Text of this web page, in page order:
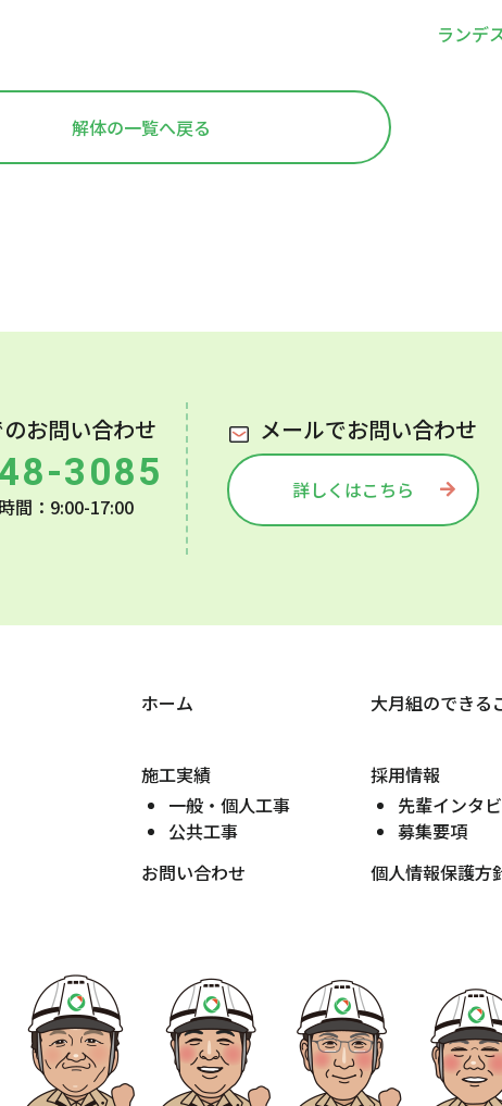
ランデ
解体の一覧へ戻る
お問い合わせ
3085
間：9:00-17:00
メールでお問い合わせ
詳しくはこちら
ホーム 大月組のできる
施工実績
一般・個人工事
公共工事
採用情報
先輩インタ
募集要項
お問い合わせ
個人情報保護方